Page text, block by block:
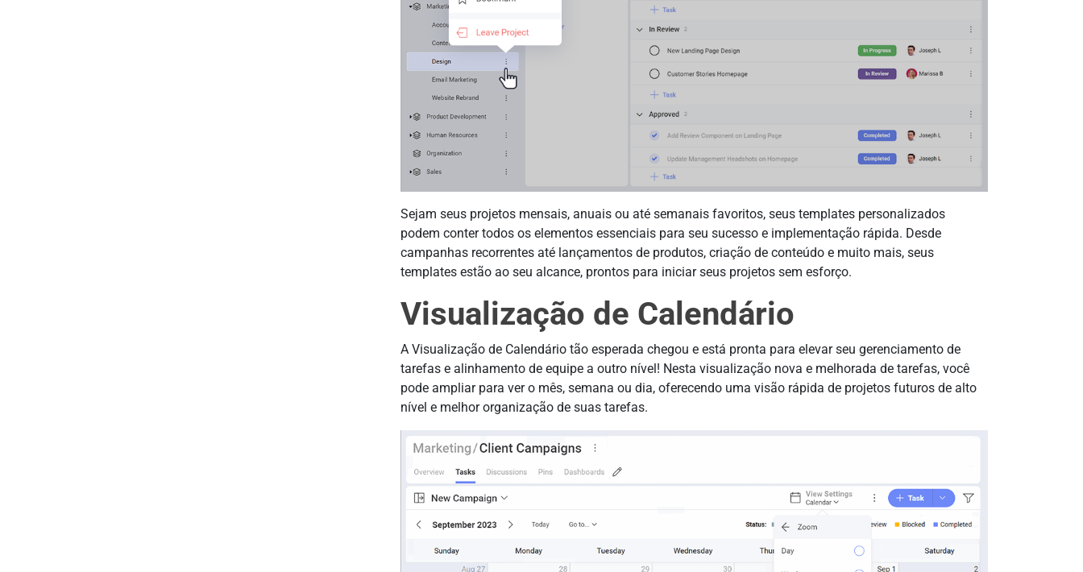
Sejam seus projetos mensais, anuais ou até semanais favoritos, seus templates personalizados
podem conter todos os elementos essenciais para seu sucesso e implementação rápida. Desde
campanhas recorrentes até lançamentos de produtos, criação de conteúdo e muito mais, seus
templates estão ao seu alcance, prontos para iniciar seus projetos sem esforço.
Visualização de Calendário
A Visualização de Calendário tão esperada chegou e está pronta para elevar seu gerenciamento de
tarefas e alinhamento de equipe a outro nível! Nesta visualização nova e melhorada de tarefas, você
pode ampliar para ver o mês, semana ou dia, oferecendo uma visão rápida de projetos futuros de alto
nível e melhor organização de suas tarefas.